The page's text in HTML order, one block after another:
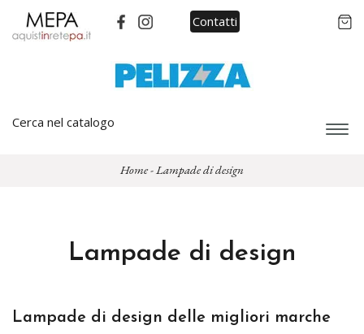
Contatti
Cerca nel catalogo
Home-Lampade di design
Lampade di design
Lampade di design delle migliori marche